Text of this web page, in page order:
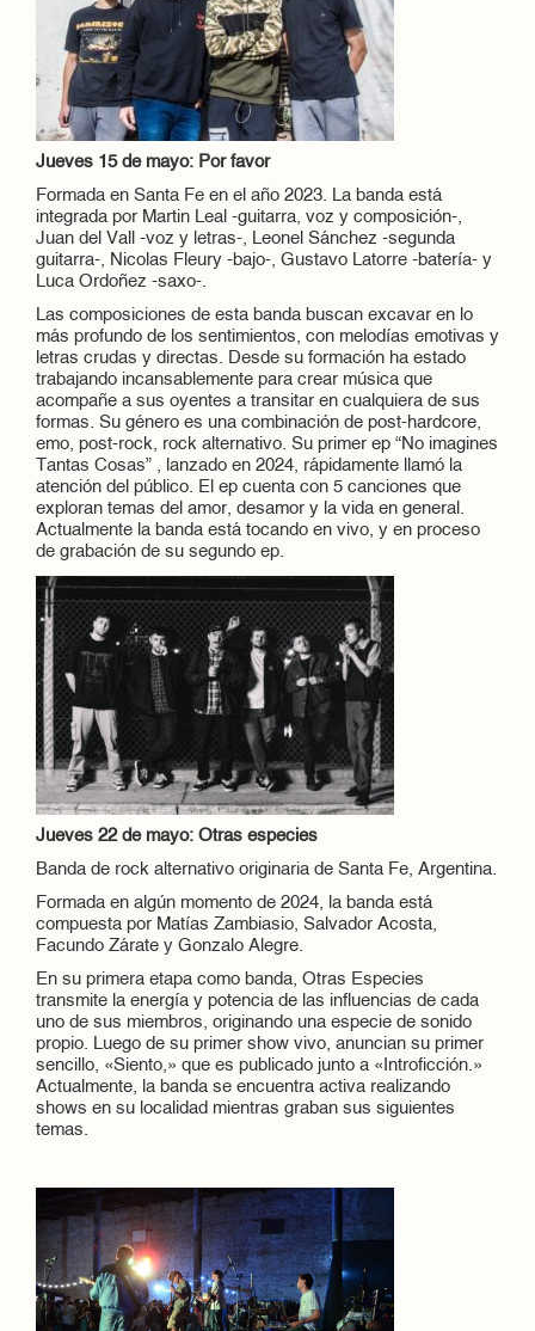
Jueves 15 de mayo: Por favor
Formada en Santa Fe en el año 2023. La banda está
integrada por Martin Leal -guitarra, voz y composición-,
Juan del Vall -voz y letras-, Leonel Sánchez -segunda
guitarra-, Nicolas Fleury -bajo-, Gustavo Latorre -batería- y
Luca Ordoñez -saxo-.
Las composiciones de esta banda buscan excavar en lo
más profundo de los sentimientos, con melodías emotivas y
letras crudas y directas. Desde su formación ha estado
trabajando incansablemente para crear música que
acompañe a sus oyentes a transitar en cualquiera de sus
formas. Su género es una combinación de post-hardcore,
emo, post-rock, rock alternativo. Su primer ep “No imagines
Tantas Cosas” , lanzado en 2024, rápidamente llamó la
atención del público. El ep cuenta con 5 canciones que
exploran temas del amor, desamor y la vida en general.
Actualmente la banda está tocando en vivo, y en proceso
de grabación de su segundo ep.
Jueves 22 de mayo: Otras especies
Banda de rock alternativo originaria de Santa Fe, Argentina.
Formada en algún momento de 2024, la banda está
compuesta por Matías Zambiasio, Salvador Acosta,
Facundo Zárate y Gonzalo Alegre.
En su primera etapa como banda, Otras Especies
transmite la energía y potencia de las influencias de cada
uno de sus miembros, originando una especie de sonido
propio. Luego de su primer show vivo, anuncian su primer
sencillo, «Siento,» que es publicado junto a «Introficción.»
Actualmente, la banda se encuentra activa realizando
shows en su localidad mientras graban sus siguientes
temas.